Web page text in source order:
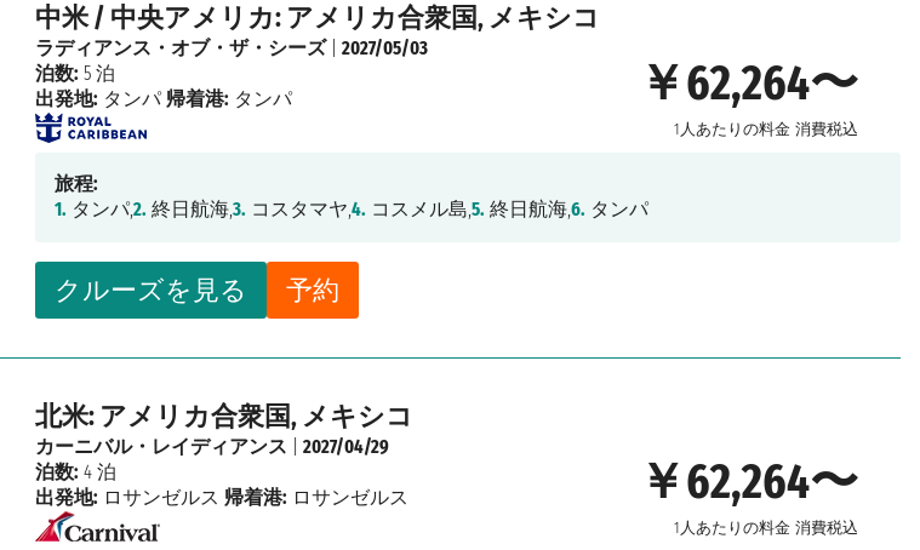
中米 / 中央アメリカ: アメリカ合衆国, メキシコ
￥62,264〜
1人あたりの料金 消費税込
クルーズを見る 予約
ラディアンス・オブ・ザ・シーズ|2027/05/03
泊数: 5 泊
出発地: タンパ 帰着港: タンパ
旅程:
1. タンパ,2. 終日航海,3. コスタマヤ,4. コスメル島,5. 終日航海,6. タンパ
北米: アメリカ合衆国, メキシコ
￥62,264〜
1人あたりの料金 消費税込
カーニバル・レイディアンス |2027/04/29
泊数: 4 泊
出発地: ロサンゼルス 帰着港: ロサンゼルス